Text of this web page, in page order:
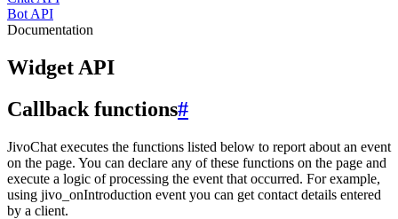
Bot API
Documentation
Widget API
Callback functions#
JivoChat executes the functions listed below to report about an event
on the page. You can declare any of these functions on the page and
execute a logic of processing the event that occurred. For example,
using jivo_onIntroduction event you can get contact details entered
by a client.